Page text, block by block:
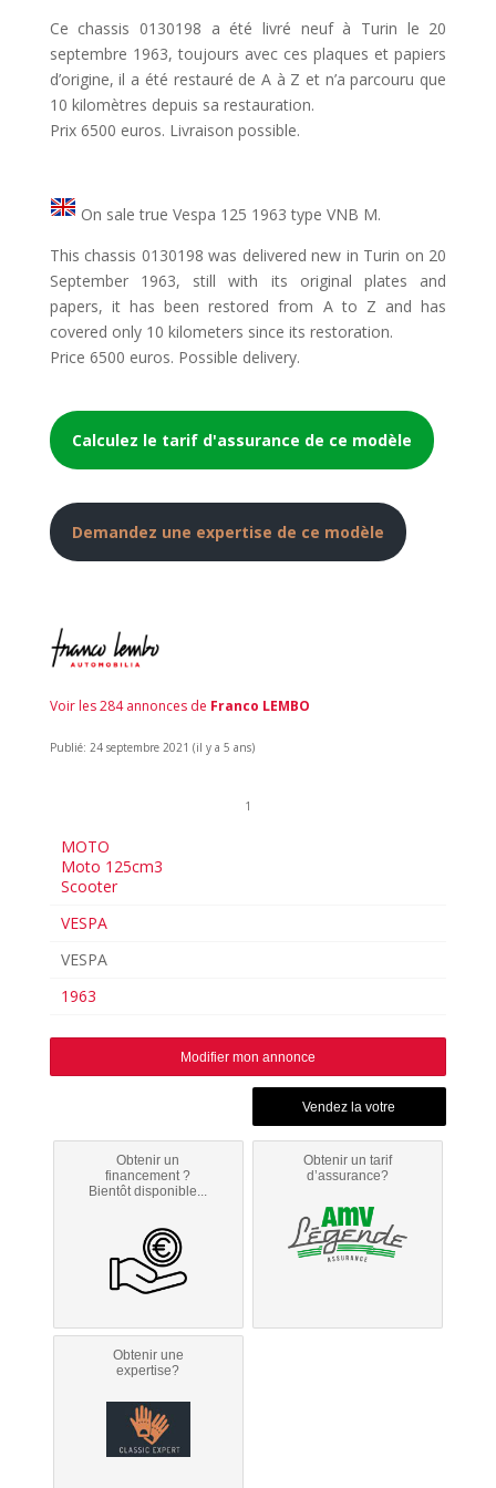
Ce chassis 0130198 a été livré neuf à Turin le 20
septembre 1963, toujours avec ces plaques et papiers
d’origine, il a été restauré de A à Z et n’a parcouru que
10 kilomètres depuis sa restauration.
Prix 6500 euros. Livraison possible.
On sale true Vespa 125 1963 type VNB M.
This chassis 0130198 was delivered new in Turin on 20
September 1963, still with its original plates and
papers, it has been restored from A to Z and has
covered only 10 kilometers since its restoration.
Price 6500 euros. Possible delivery.
Calculez le tarif d'assurance de ce modèle
Demandez une expertise de ce modèle
Voir les 284 annonces de Franco LEMBO
Publié: 24 septembre 2021 (il y a 5 ans)
1
MOTO
Moto 125cm3
Scooter
VESPA
VESPA
1963
Modifier mon annonce
Obtenir un
financement ?
Bientôt disponible...
Obtenir un tarif
d’assurance?
Obtenir une
expertise?